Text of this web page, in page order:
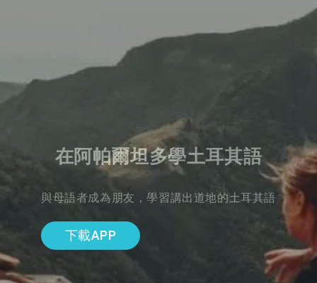
在阿帕爾坦多學土耳其語
與母語者成為朋友，學習講出道地的土耳其語
下載APP